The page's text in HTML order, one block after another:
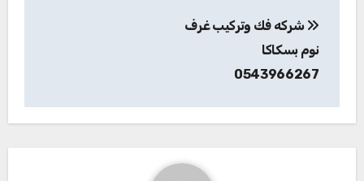
المقالات
شركه فك وتركيب غرف
نوم بسكاكا
0543966267